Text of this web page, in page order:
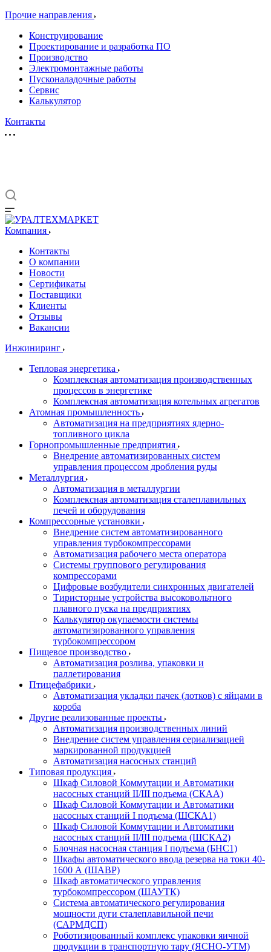
Прочие направления
Конструирование
Проектирование и разработка ПО
Производство
Электромонтажные работы
Пусконаладочные работы
Сервис
Калькулятор
Контакты
Компания
Контакты
О компании
Новости
Сертификаты
Поставщики
Клиенты
Отзывы
Вакансии
Инжиниринг
Тепловая энергетика
Комплексная автоматизация производственных
процессов в энергетике
Комплексная автоматизация котельных агрегатов
Атомная промышленность
Автоматизация на предприятиях ядерно-
топливного цикла
Горнопромышленные предприятия
Внедрение автоматизированных систем
управления процессом дробления руды
Металлургия
Автоматизация в металлургии
Комплексная автоматизация сталеплавильных
печей и оборудования
Компрессорные установки
Внедрение систем автоматизированного
управления турбокомпрессорами
Автоматизация рабочего места оператора
Системы группового регулирования
компрессорами
Цифровые возбудители синхронных двигателей
Тиристорные устройства высоковольтного
плавного пуска на предприятиях
Калькулятор окупаемости системы
автоматизированного управления
турбокомпрессором
Пищевое производство
Автоматизация розлива, упаковки и
паллетирования
Птицефабрики
Автоматизация укладки пачек (лотков) с яйцами в
короба
Другие реализованные проекты
Автоматизация производственных линий
Внедрение систем управления сериализацией
маркированной продукцией
Автоматизация насосных станций
Типовая продукция
Шкаф Силовой Коммутации и Автоматики
насосных станций II/III подъема (СКАА)
Шкаф Силовой Коммутации и Автоматики
насосных станций I подъема (ШСКА1)
Шкаф Силовой Коммутации и Автоматики
насосных станций II/III подъема (ШСКА2)
Блочная насосная станция I подъема (БНС1)
Шкафы автоматического ввода резерва на токи 40-
1600 А (ШАВР)
Шкаф автоматического управления
турбокомпрессором (ШАУТК)
Система автоматического регулирования
мощности дуги сталеплавильной печи
(САРМДСП)
Роботизированный комплекс упаковки яичной
продукции в транспортную тару (ЯСНО-УТМ)